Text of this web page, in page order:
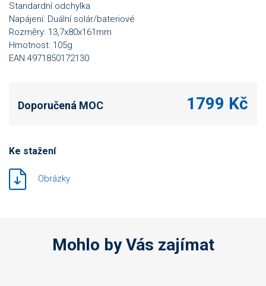
Standardní odchylka
Napájení: Duální solár/bateriové
Rozměry: 13,7x80x161mm
Hmotnost: 105g
EAN 4971850172130
Doporučená MOC 1799 Kč
Ke stažení
Obrázky
Mohlo by Vás zajímat